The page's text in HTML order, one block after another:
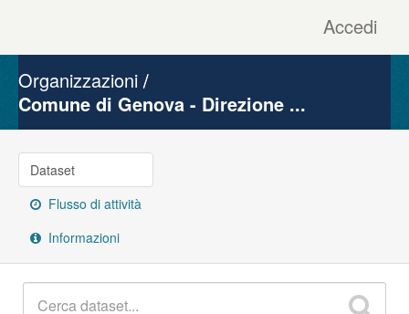
Accedi
Gruppi
Organizzazioni
Comune di Genova - Direzione ...
Dataset
Flusso di attività
Informazioni